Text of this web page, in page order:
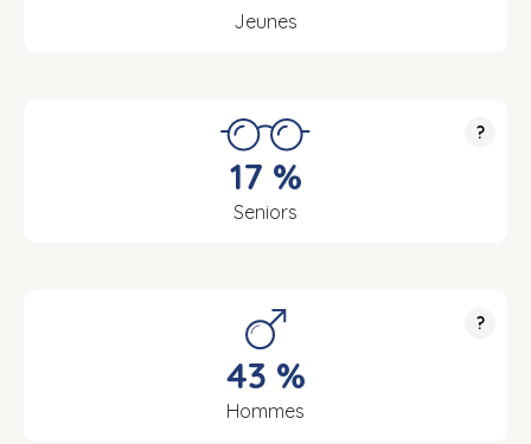
Jeunes
?
17 %
Seniors
?
43 %
Hommes